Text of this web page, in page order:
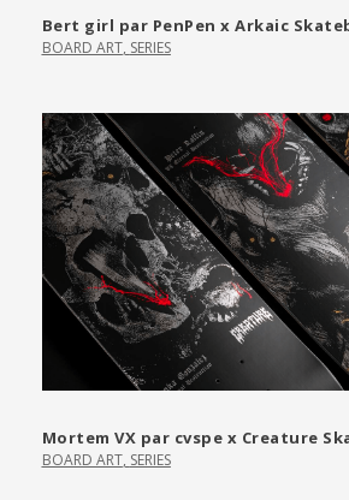
Bert girl par PenPen x Arkaic
BOARD ART, SERIES
Mortem VX par cvspe x Creature
BOARD ART, SERIES